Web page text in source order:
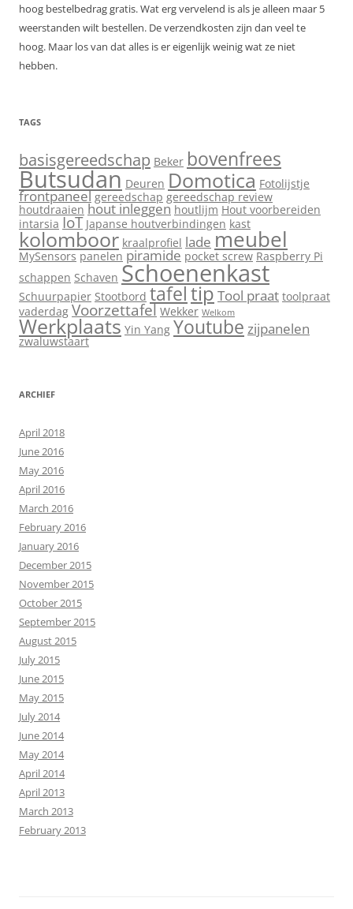
hoog bestelbedrag gratis. Wat erg vervelend is als je alleen maar 5
weerstanden wilt bestellen. De verzendkosten zijn dan veel te
hoog. Maar los van dat alles is er eigenlijk weinig wat ze niet
hebben.
TAGS
basisgereedschap Beker bovenfrees
Butsudan Deuren Domotica Fotolijstje
frontpaneel gereedschap gereedschap review
houtdraaien hout inleggen houtlijm Hout voorbereiden
intarsia IoT Japanse houtverbindingen kast
kolomboor kraalprofiel lade meubel
MySensors panelen piramide pocket screw Raspberry Pi
schappen Schaven Schoenenkast
Schuurpapier Stootbord tafeltipTool praat toolpraat
vaderdag Voorzettafel Wekker Welkom
Werkplaats Yin Yang Youtube zijpanelen
zwaluwstaart
ARCHIEF
April 2018
June 2016
May 2016
April 2016
March 2016
February 2016
January 2016
December 2015
November 2015
October 2015
September 2015
August 2015
July 2015
June 2015
May 2015
July 2014
June 2014
May 2014
April 2014
April 2013
March 2013
February 2013